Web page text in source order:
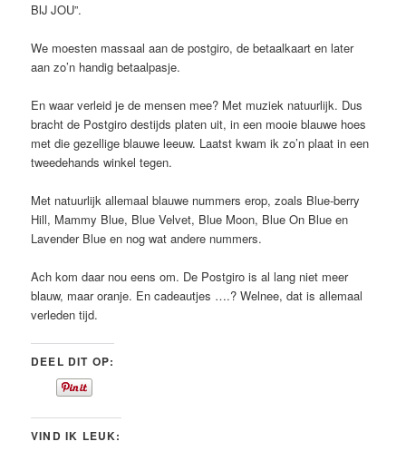
BIJ JOU”.
We moesten massaal aan de postgiro, de betaalkaart en later
aan zo’n handig betaalpasje.
En waar verleid je de mensen mee? Met muziek natuurlijk. Dus
bracht de Postgiro destijds platen uit, in een mooie blauwe hoes
met die gezellige blauwe leeuw. Laatst kwam ik zo’n plaat in een
tweedehands winkel tegen.
Met natuurlijk allemaal blauwe nummers erop, zoals Blue-berry
Hill, Mammy Blue, Blue Velvet, Blue Moon, Blue On Blue en
Lavender Blue en nog wat andere nummers.
Ach kom daar nou eens om. De Postgiro is al lang niet meer
blauw, maar oranje. En cadeautjes ….? Welnee, dat is allemaal
verleden tijd.
DEEL DIT OP:
VIND IK LEUK: